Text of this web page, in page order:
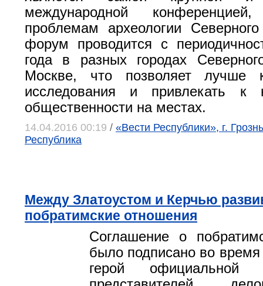
международной
проблемам археологии
форум проводится с
года в разных городах
Москве, что позволяет лучше
исследования и привлекать к
общественности на местах.
14.04.2016 00:19 / «Вести Республики», г.
Республика
Между Златоустом и Керчью
побратимские отношения
Соглашение о
было подписано во время
герой официальной